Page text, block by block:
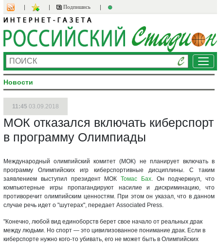
Подпишись
Новости
11:45 03.09.2018
МОК отказался включать киберспорт
в программу Олимпиады
Международный олимпийский комитет (МОК) не планирует включать в
программу Олимпийских игр киберспортивные дисциплины. С таким
заявлением выступил президент МОК Томас Бах. Он подчеркнул, что
компьютерные игры пропагандируют насилие и дискриминацию, что
противоречит олимпийским ценностям. При этом он указал, что в данном
случае речь идет о "шутерах", передает Associated Press.
"Конечно, любой вид единоборств берет свое начало от реальных драк
между людьми. Но спорт — это цивилизованное понимание драк. Если в
киберспорте нужно кого-то убивать, его не может быть в Олимпийских